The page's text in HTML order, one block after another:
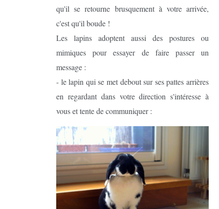
qu'il se retourne brusquement à votre arrivée,
c'est qu'il boude !
Les lapins adoptent aussi des postures ou
mimiques pour essayer de faire passer un
message :
- le lapin qui se met debout sur ses pattes arrières
en regardant dans votre direction s'intéresse à
vous et tente de communiquer :